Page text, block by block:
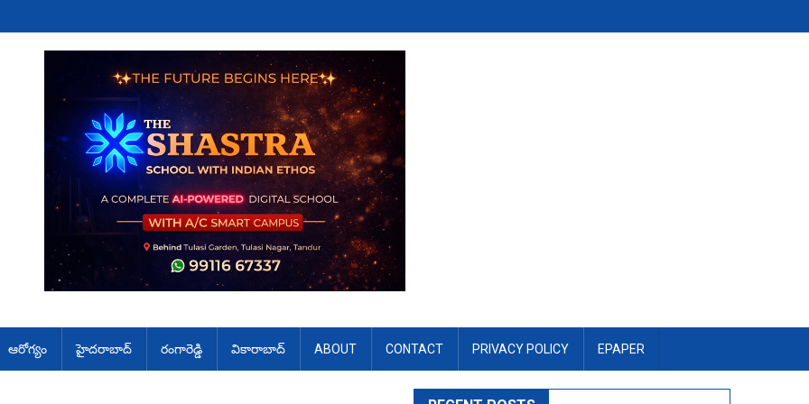
ఆరోగ్యం హైదరాబాద్ రంగారెడ్డి వికారాబాద్ ABOUT CONTACT PRIVACY POLICY EPAPER